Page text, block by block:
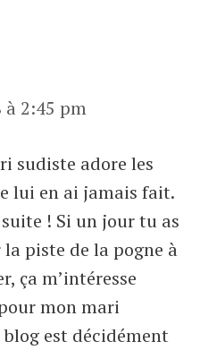
à 2:45 pm
sudiste adore les
lui en ai jamais fait.
suite ! Si un jour tu as
la piste de la pogne à
ça m’intéresse
mon mari
est décidément